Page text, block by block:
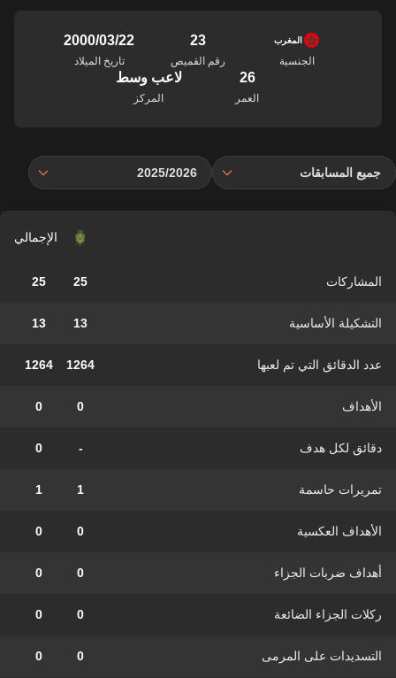
المغرب
الجنسية
23
رقم القميص
22‏/03‏/2000
تاريخ الميلاد
26
العمر
لاعب وسط
المركز
جميع المسابقات 2025/2026
الإجمالي
المشاركات 25
25
التشكيلة الأساسية 13
13
عدد الدقائق التي تم لعبها 1264
1264
الأهداف 0
0
دقائق لكل هدف -
0
تمريرات حاسمة 1
1
الأهداف العكسية 0
0
أهداف ضربات الجزاء 0
0
ركلات الجزاء الضائعة 0
0
التسديدات على المرمى 0
0